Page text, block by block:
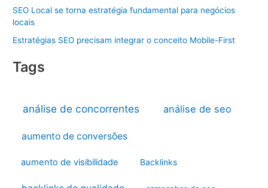
SEO Local se torna estratégia fundamental para negócios
locais
Estratégias SEO precisam integrar o conceito Mobile-First
Tags
análise de concorrentes análise de seo
aumento de conversões
aumento de visibilidade Backlinks